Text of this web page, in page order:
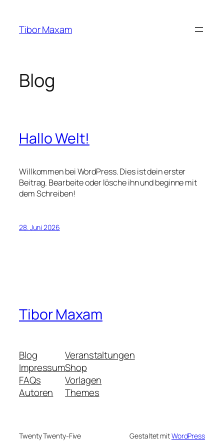
springen
Tibor Maxam
Blog
Hallo Welt!
Willkommen bei WordPress. Dies ist dein erster
Beitrag. Bearbeite oder lösche ihn und beginne mit
dem Schreiben!
28. Juni 2026
Tibor Maxam
Blog
Impressum
FAQs
Autoren
Veranstaltungen
Shop
Vorlagen
Themes
Twenty Twenty-Five Gestaltet mitWordPress